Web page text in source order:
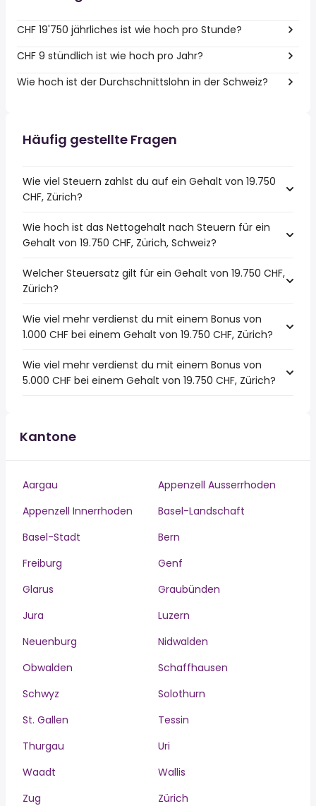
CHF 19'750 jährliches ist wie hoch pro Stunde?
CHF 9 stündlich ist wie hoch pro Jahr?
Wie hoch ist der Durchschnittslohn in der Schweiz?
Häufig gestellte Fragen
Wie viel Steuern zahlst du auf ein Gehalt von 19.750
CHF, Zürich?
Wie hoch ist das Nettogehalt nach Steuern für ein
Gehalt von 19.750 CHF, Zürich, Schweiz?
Welcher Steuersatz gilt für ein Gehalt von 19.750 CHF,
Zürich?
Wie viel mehr verdienst du mit einem Bonus von
1.000 CHF bei einem Gehalt von 19.750 CHF, Zürich?
Wie viel mehr verdienst du mit einem Bonus von
5.000 CHF bei einem Gehalt von 19.750 CHF, Zürich?
Kantone
Aargau
Appenzell Ausserrhoden
Appenzell Innerrhoden
Basel-Landschaft
Basel-Stadt
Bern
Freiburg
Genf
Glarus
Graubünden
Jura
Luzern
Neuenburg
Nidwalden
Obwalden
Schaffhausen
Schwyz
Solothurn
St. Gallen
Tessin
Thurgau
Uri
Waadt
Wallis
Zug
Zürich